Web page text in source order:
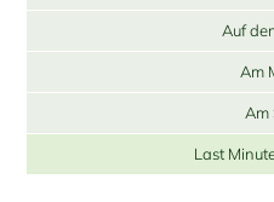
Auf
Am
Am
Last